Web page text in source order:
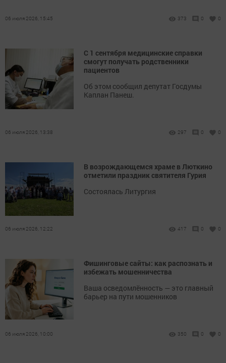
06 июля 2026, 15:45 373 0 0
С 1 сентября медицинские справки
смогут получать родственники
пациентов
Об этом сообщил депутат Госдумы
Каплан Панеш.
06 июля 2026, 13:38 297 0 0
В возрождающемся храме в Люткино
отметили праздник святителя Гурия
Состоялась Литургия
06 июля 2026, 12:22 417 0 0
Фишинговые сайты: как распознать и
избежать мошенничества
Ваша осведомлённость — это главный
барьер на пути мошенников
06 июля 2026, 10:00 350 0 0